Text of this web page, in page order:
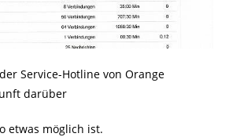
Service-Hotline von Orange
darüber
etwas möglich ist.